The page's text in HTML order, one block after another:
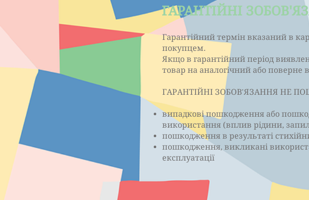
ГАРАНТІЙНІ
Гарантійний термін вказаний в
покупцем.
Якщо в гарантійний період
товар на аналогічний або поверне
ГАРАНТІЙНІ ЗОБОВ'ЯЗАННЯ НЕ
випадкові пошкодження або
використання (вплив рідини,
пошкодження в результаті
пошкодження, викликані
експлуатації